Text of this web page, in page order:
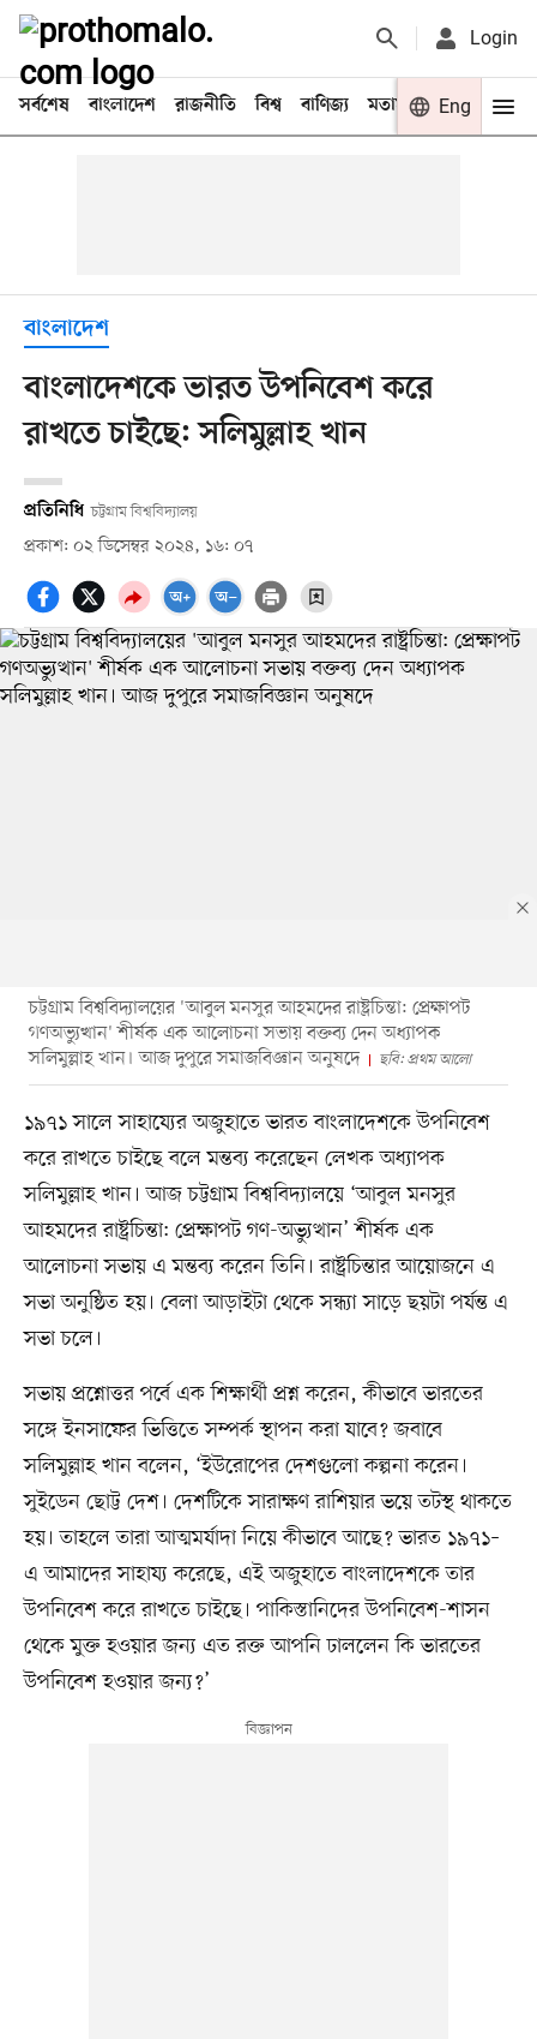
Login
সর্বশেষ বাংলাদেশ রাজনীতি বিশ্ব বাণিজ্য মতামত খেলা
Eng
বাংলাদেশ
বাংলাদেশকে ভারত উপনিবেশ করে
রাখতে চাইছে: সলিমুল্লাহ খান
প্রতিনিধি চট্টগ্রাম বিশ্ববিদ্যালয়
প্রকাশ: ০২ ডিসেম্বর ২০২৪, ১৬: ০৭
চট্টগ্রাম বিশ্ববিদ্যালয়ের 'আবুল মনসুর আহমদের রাষ্ট্রচিন্তা: প্রেক্ষাপট
গণঅভ্যুত্থান' শীর্ষক এক আলোচনা সভায় বক্তব্য দেন অধ্যাপক
সলিমুল্লাহ খান। আজ দুপুরে সমাজবিজ্ঞান অনুষদে
ছবি: প্রথম আলো
১৯৭১ সালে সাহায্যের অজুহাতে ভারত বাংলাদেশকে উপনিবেশ
করে রাখতে চাইছে বলে মন্তব্য করেছেন লেখক অধ্যাপক
সলিমুল্লাহ খান। আজ চট্টগ্রাম বিশ্ববিদ্যালয়ে ‘আবুল মনসুর
আহমদের রাষ্ট্রচিন্তা: প্রেক্ষাপট গণ-অভ্যুত্থান’ শীর্ষক এক
আলোচনা সভায় এ মন্তব্য করেন তিনি। রাষ্ট্রচিন্তার আয়োজনে এ
সভা অনুষ্ঠিত হয়। বেলা আড়াইটা থেকে সন্ধ্যা সাড়ে ছয়টা পর্যন্ত এ
সভা চলে।
সভায় প্রশ্নোত্তর পর্বে এক শিক্ষার্থী প্রশ্ন করেন, কীভাবে ভারতের
সঙ্গে ইনসাফের ভিত্তিতে সম্পর্ক স্থাপন করা যাবে? জবাবে
সলিমুল্লাহ খান বলেন, ‘ইউরোপের দেশগুলো কল্পনা করেন।
সুইডেন ছোট্ট দেশ। দেশটিকে সারাক্ষণ রাশিয়ার ভয়ে তটস্থ থাকতে
হয়। তাহলে তারা আত্মমর্যাদা নিয়ে কীভাবে আছে? ভারত ১৯৭১–
এ আমাদের সাহায্য করেছে, এই অজুহাতে বাংলাদেশকে তার
উপনিবেশ করে রাখতে চাইছে। পাকিস্তানিদের উপনিবেশ-শাসন
থেকে মুক্ত হওয়ার জন্য এত রক্ত আপনি ঢাললেন কি ভারতের
উপনিবেশ হওয়ার জন্য?’